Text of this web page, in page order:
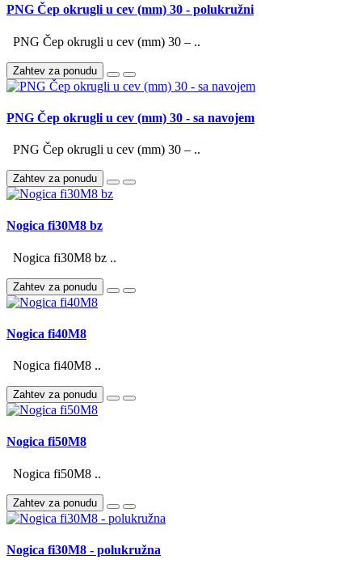
PNG Čep okrugli u cev (mm) 30 - polukružni
PNG Čep okrugli u cev (mm) 30 – ..
Zahtev za ponudu
PNG Čep okrugli u cev (mm) 30 - sa navojem
PNG Čep okrugli u cev (mm) 30 – ..
Zahtev za ponudu
Nogica fi30M8 bz
Nogica fi30M8 bz ..
Zahtev za ponudu
Nogica fi40M8
Nogica fi40M8 ..
Zahtev za ponudu
Nogica fi50M8
Nogica fi50M8 ..
Zahtev za ponudu
Nogica fi30M8 - polukružna